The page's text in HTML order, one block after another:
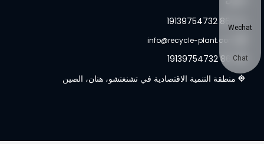
info@recycle-plant.com
+86 19139754732
منطقة التنمية الاقتصادية في تشنغتشو، هنان، الصين
Wechat
Chat